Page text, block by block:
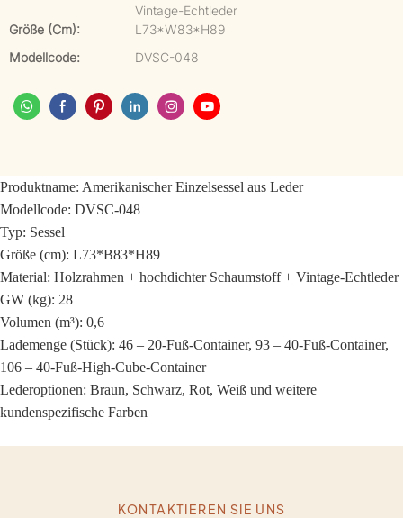
Vintage-Echtleder
Größe (cm):
L73*W83*H89
Modellcode:
DVSC-048
Produktname: Amerikanischer Einzelsessel aus Leder
Modellcode: DVSC-048
Typ: Sessel
Größe (cm): L73*B83*H89
Material: Holzrahmen + hochdichter Schaumstoff + Vintage-Echtleder
GW (kg): 28
Volumen (m³): 0,6
Lademenge (Stück): 46 – 20-Fuß-Container, 93 – 40-Fuß-Container,
106 – 40-Fuß-High-Cube-Container
Lederoptionen: Braun, Schwarz, Rot, Weiß und weitere
kundenspezifische Farben
KONTAKTIEREN SIE UNS